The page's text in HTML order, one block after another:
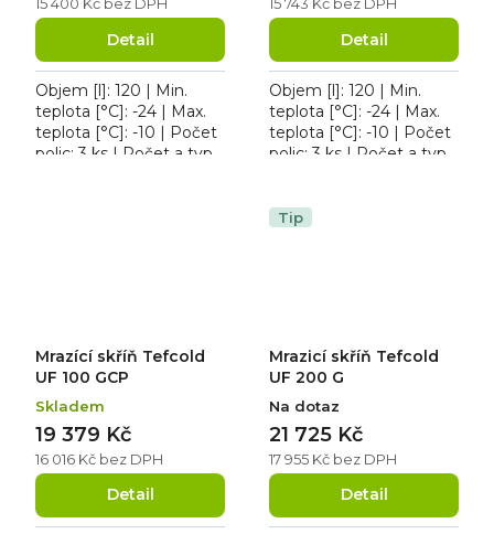
15 400 Kč bez DPH
Detail
Objem [l]: 120 | Min.
teplota [°C]: -24 | Max.
teplota [°C]: -10 | Počet
polic: 3 ks | Počet a typ
15 743 Kč bez DPH
Detail
Objem [l]: 120 | Min.
teplota [°C]: -24 | Max.
teplota [°C]: -10 | Počet
polic: 3 ks | Počet a typ
roční...
Mrazící skříň Tefcold
UF 100 GCP
Skladem
16 016 Kč bez DPH
19 379 Kč
Detail
Tip
Mrazicí skříň Tefcold
UF 200 G
Na dotaz
17 955 Kč bez DPH
21 725 Kč
Detail